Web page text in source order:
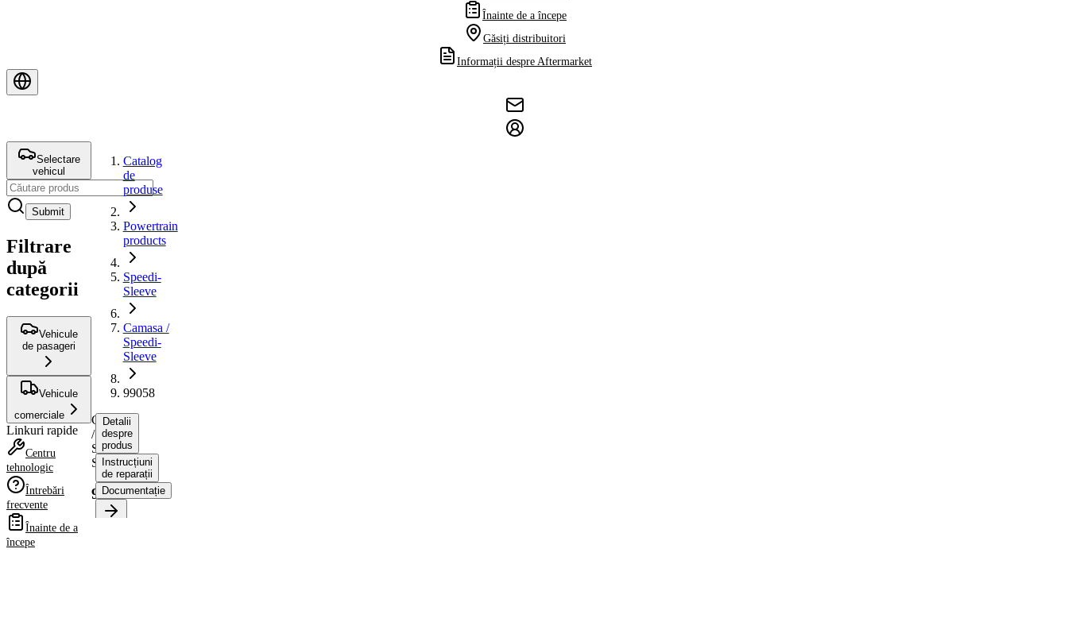
Înainte de a începe
Găsiți distribuitori
Informații despre Aftermarket
Selectare
vehicul
Submit
Filtrare
după
categorii
Vehicule
de pasageri
Vehicule
comerciale
Linkuri rapide
Centru
tehnologic
Întrebări
frecvente
Înainte de a
începe
Catalog
de
produse
Powertrain
products
Speedi-
Sleeve
Camasa /
Speedi-
Sleeve
99058
Camasa
/
Speedi-
Sleeve
99058
Detalii
despre
produs
Instrucțiuni
de reparații
Documentație